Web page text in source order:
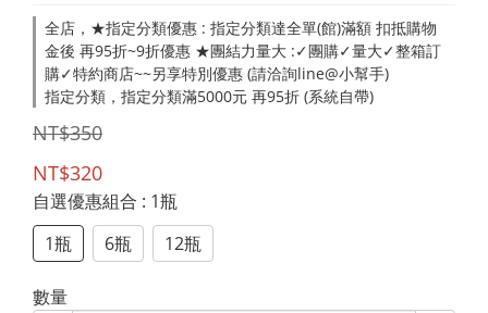
全店，★指定分類優惠 : 指定分類達全單(館)滿額 扣抵購物
金後 再95折~9折優惠 ★團結力量大 :✓團購✓量大✓整箱訂
購✓特約商店~~另享特別優惠 (請洽詢line@小幫手)
指定分類，指定分類滿5000元 再95折 (系統自帶)
NT$350
NT$320
自選優惠組合 : 1瓶
1瓶
6瓶 12瓶
數量